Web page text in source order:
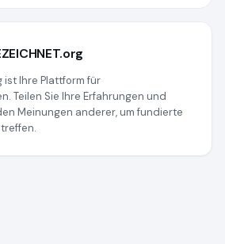
ist Ihre Plattform für
Teilen Sie Ihre Erfahrungen und
Meinungen anderer, um fundierte